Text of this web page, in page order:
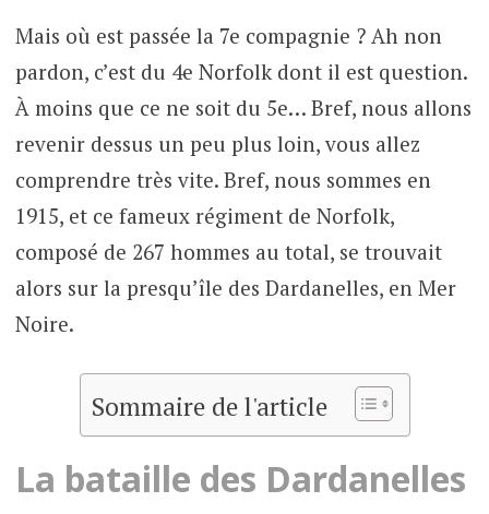
Mais où est passée la 7e compagnie ? Ah non
pardon, c’est du 4e Norfolk dont il est question.
À moins que ce ne soit du 5e… Bref, nous allons
revenir dessus un peu plus loin, vous allez
comprendre très vite. Bref, nous sommes en
1915, et ce fameux régiment de Norfolk,
composé de 267 hommes au total, se trouvait
alors sur la presqu’île des Dardanelles, en Mer
Noire.
Sommaire de l'article
La bataille des Dardanelles